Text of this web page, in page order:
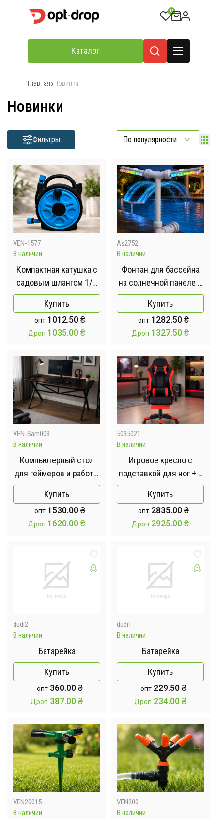
0
Каталог
Главная Новинки
Новинки
Фильтры По популярности
VEN-1577
В наличии
Компактная катушка с
садовым шлангом 1/2
дюйма (15 м) / Шланг
для полива
Купить
опт 1012.50₴
Дроп 1035.00₴
As2752
В наличии
Фонтан для бассейна
на солнечной панеле с
RGB-подсветкой /
Портативный складной
двойной распылитель
для бассейна
Купить
опт 1282.50₴
Дроп 1327.50₴
VEN-Sam003
В наличии
Компьютерный стол
для геймеров и работы
/ Геймерский стол
120х60см
Купить
опт 1530.00₴
Дроп 1620.00₴
5095021
В наличии
Игровое кресло с
подставкой для ног + 2
подушки / Геймерское
кресло HELE 26X-11
черно-красное
Купить
опт 2835.00₴
Дроп 2925.00₴
dudi2
В наличии
Батарейка
Купить
опт 360.00₴
Дроп 387.00₴
dudi1
В наличии
Батарейка
Купить
опт 229.50₴
Дроп 234.00₴
VEN20015
В наличии
VEN200
В наличии